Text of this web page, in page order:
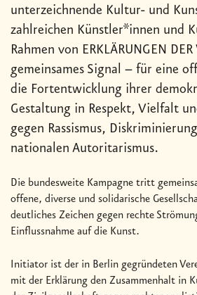
unterzeichnende Kultur- und
zahlreichen Künstler*innen und
Rahmen von ERKLÄRUNGEN
gemeinsames Signal – für eine
die Fortentwicklung ihrer
Gestaltung in Respekt, Vielfalt
gegen Rassismus,
nationalen Autoritarismus.
Die bundesweite Kampagne tritt
offene, diverse und solidarische
deutliches Zeichen gegen rechte
Einflussnahme auf die Kunst.
Initiator ist der in Berlin gegründeten
mit der Erklärung den Zusammenhalt in